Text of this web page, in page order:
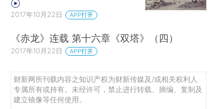
2017年10月22日 APP打开
《赤龙》连载 第十六章《双塔》（四）
2017年10月22日 APP打开
财新网所刊载内容之知识产权为财新传媒及/或相关权利人
专属所有或持有。未经许可，禁止进行转载、摘编、复制及
建立镜像等任何使用。